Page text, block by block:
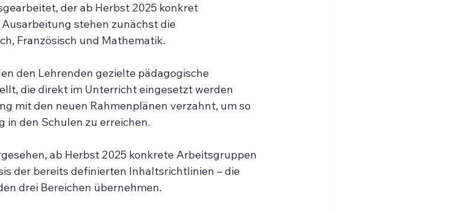
der ab Herbst 2025 konkret
stehen zunächst die
Französisch und Mathematik.
den Lehrenden gezielte pädagogische
die direkt im Unterricht eingesetzt werden
mit den neuen Rahmenplänen verzahnt, um so
den Schulen zu erreichen.
ab Herbst 2025 konkrete Arbeitsgruppen
der bereits definierten Inhaltsrichtlinien – die
drei Bereichen übernehmen.